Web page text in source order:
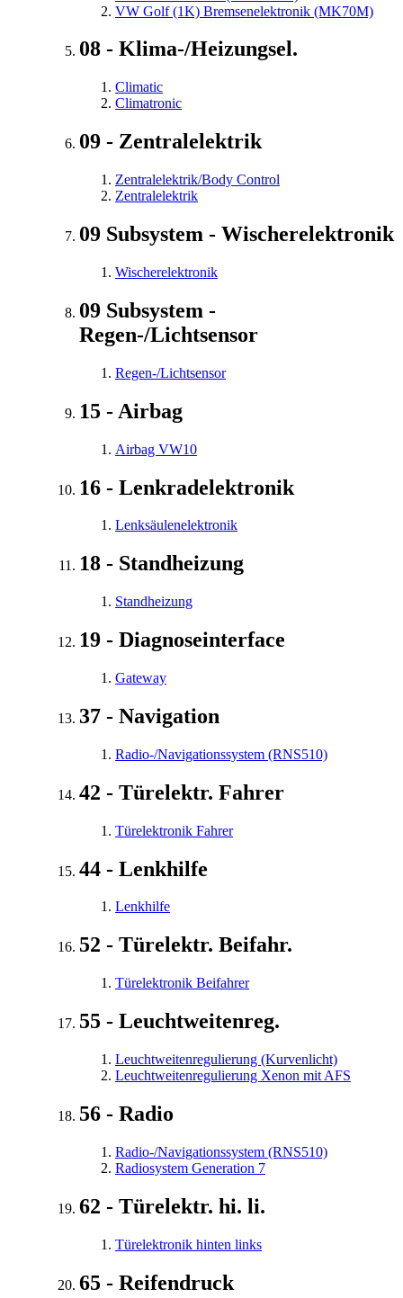
VW Golf (1K) Bremsenelektronik (MK70M)
08 - Klima-/Heizungsel.
Climatic
Climatronic
09 - Zentralelektrik
Zentralelektrik/Body Control
Zentralelektrik
09 Subsystem - Wischerelektronik
Wischerelektronik
09 Subsystem -
Regen-/Lichtsensor
Regen-/Lichtsensor
15 - Airbag
Airbag VW10
16 - Lenkradelektronik
Lenksäulenelektronik
18 - Standheizung
Standheizung
19 - Diagnoseinterface
Gateway
37 - Navigation
Radio-/Navigationssystem (RNS510)
42 - Türelektr. Fahrer
Türelektronik Fahrer
44 - Lenkhilfe
Lenkhilfe
52 - Türelektr. Beifahr.
Türelektronik Beifahrer
55 - Leuchtweitenreg.
Leuchtweitenregulierung (Kurvenlicht)
Leuchtweitenregulierung Xenon mit AFS
56 - Radio
Radio-/Navigationssystem (RNS510)
Radiosystem Generation 7
62 - Türelektr. hi. li.
Türelektronik hinten links
65 - Reifendruck